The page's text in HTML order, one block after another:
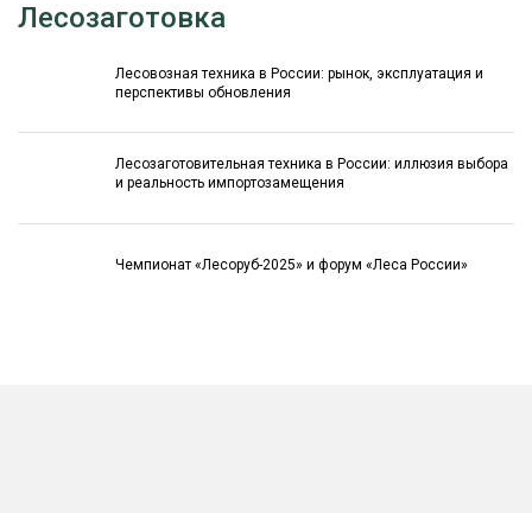
Лесозаготовка
Лесовозная техника в России: рынок, эксплуатация и
перспективы обновления
Лесозаготовительная техника в России: иллюзия выбора
и реальность импортозамещения
Чемпионат «Лесоруб-2025» и форум «Леса России»